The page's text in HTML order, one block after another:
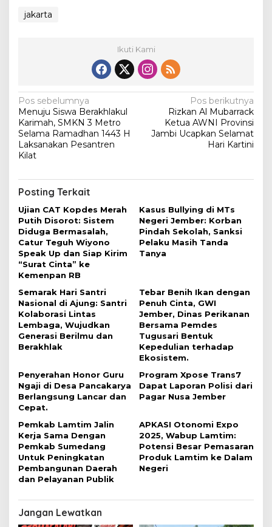
jakarta
Ikuti Kami
N
a
v
i
a
s
i
p
o
s
Pos sebelumnya
Menuju Siswa Berakhlakul
Karimah, SMKN 3 Metro
Selama Ramadhan 1443 H
Laksanakan Pesantren
Kilat
Pos berikutnya
Rizkan Al Mubarrack
Ketua AWNI Provinsi
Jambi Ucapkan Selamat
Hari Kartini
Posting Terkait
Ujian CAT Kopdes Merah
Putih Disorot: Sistem
Diduga Bermasalah,
Catur Teguh Wiyono
Speak Up dan Siap Kirim
“Surat Cinta” ke
Kemenpan RB
Kasus Bullying di MTs
Negeri Jember: Korban
Pindah Sekolah, Sanksi
Pelaku Masih Tanda
Tanya
Semarak Hari Santri
Nasional di Ajung: Santri
Kolaborasi Lintas
Lembaga, Wujudkan
Generasi Berilmu dan
Berakhlak
Tebar Benih Ikan dengan
Penuh Cinta, GWI
Jember, Dinas Perikanan
Bersama Pemdes
Tugusari Bentuk
Kepedulian terhadap
Ekosistem.
Penyerahan Honor Guru
Ngaji di Desa Pancakarya
Berlangsung Lancar dan
Cepat.
Program Xpose Trans7
Dapat Laporan Polisi dari
Pagar Nusa Jember
Pemkab Lamtim Jalin
Kerja Sama Dengan
Pemkab Sumedang
Untuk Peningkatan
Pembangunan Daerah
dan Pelayanan Publik
APKASI Otonomi Expo
2025, Wabup Lamtim:
Potensi Besar Pemasaran
Produk Lamtim ke Dalam
Negeri
Jangan Lewatkan